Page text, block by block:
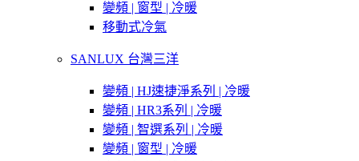
變頻 | 窗型 | 冷暖
移動式冷氣
SANLUX 台灣三洋
變頻 | HJ速捷淨系列 | 冷暖
變頻 | HR3系列 | 冷暖
變頻 | 智選系列 | 冷暖
變頻 | 窗型 | 冷暖